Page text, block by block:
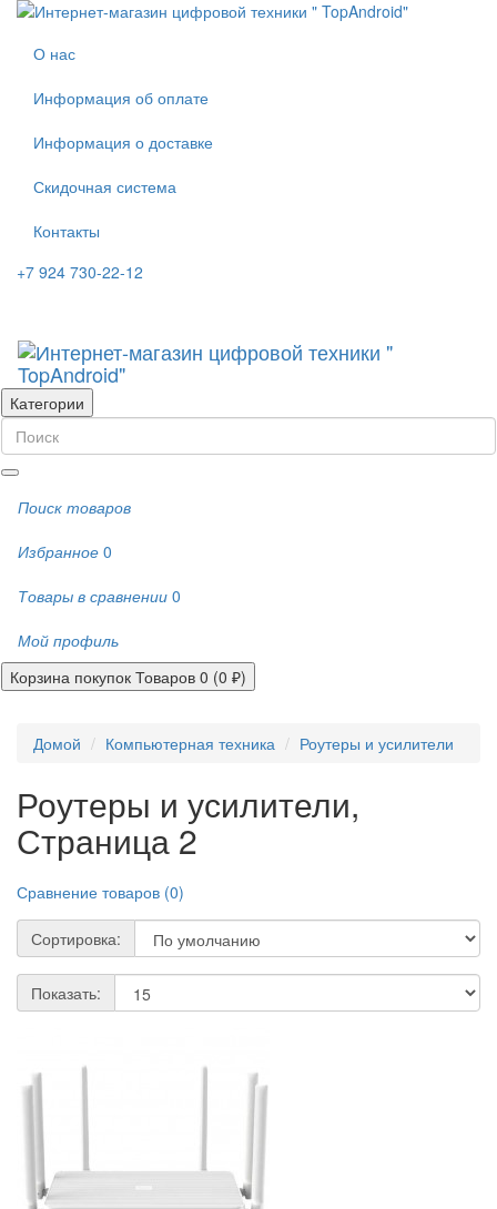
О нас
Информация об оплате
Информация о доставке
Скидочная система
Контакты
+7 924 730-22-12
Категории
Поиск товаров
Избранное 0
Товары в сравнении 0
Мой профиль
Корзина покупок Товаров 0 (0 ₽)
Домой Компьютерная техника Роутеры и усилители
Роутеры и усилители,
Страница 2
Сравнение товаров (0)
Сортировка:
Показать: